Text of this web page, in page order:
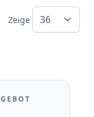
Zeige